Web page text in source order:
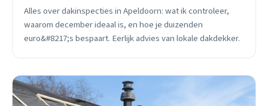
Alles over dakinspecties in Apeldoorn: wat ik controleer,
waarom december ideaal is, en hoe je duizenden
euro&#8217;s bespaart. Eerlijk advies van lokale dakdekker.